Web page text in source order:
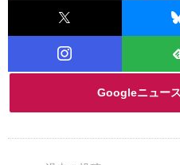
Googleニュー